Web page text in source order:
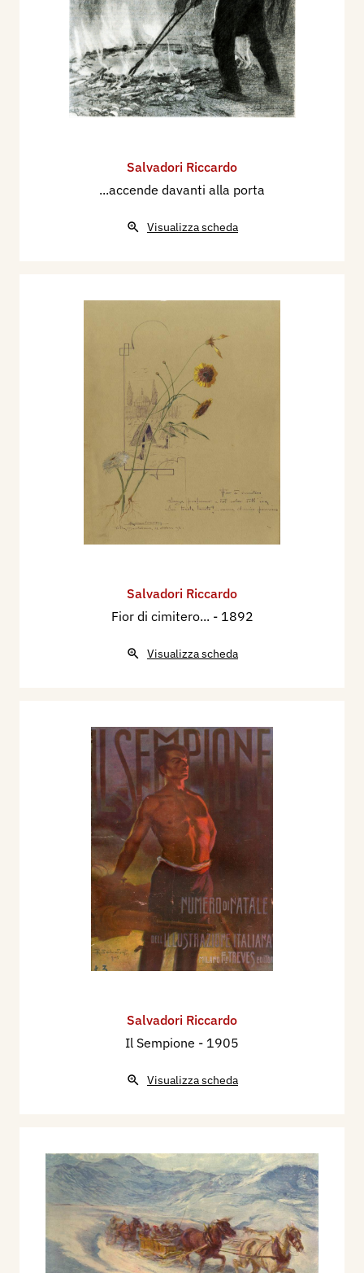
Salvadori Riccardo
...accende davanti alla porta
Visualizza scheda
Salvadori Riccardo
Fior di cimitero... - 1892
Visualizza scheda
Salvadori Riccardo
Il Sempione - 1905
Visualizza scheda